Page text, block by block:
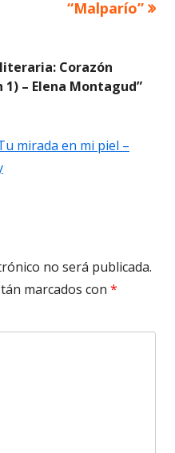
“Malparío”
Corazón
– Elena Montagud”
mirada en mi piel –
no será publicada.
marcados con *